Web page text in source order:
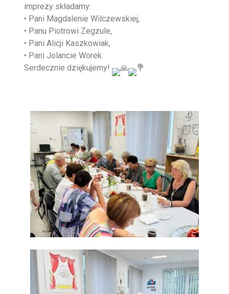
imprezy składamy:
• Pani Magdalenie Wilczewskiej,
• Panu Piotrowi Zegzule,
• Pani Alicji Kaszkowiak,
• Pani Jolancie Worek.
Serdecznie dziękujemy!